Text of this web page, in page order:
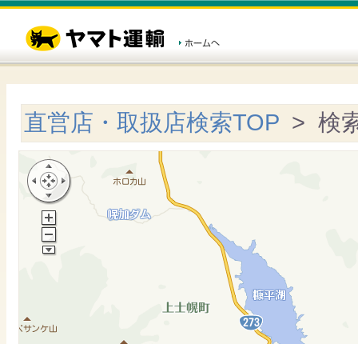
直営店・取扱店検索TOP > 検